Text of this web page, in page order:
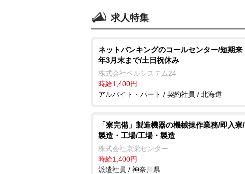
求人特集
ネットバンキングのコールセンター/短期来
年3月末まで/土日祝休み
株式会社ベルシステム24
時給1,400円
アルバイト・パート / 契約社員 / 北海道
「寮完備」製造機器の機械操作業務/即入寮/
製造・工場/工場・製造
株式会社京栄センター
時給1,400円
派遣社員 / 神奈川県